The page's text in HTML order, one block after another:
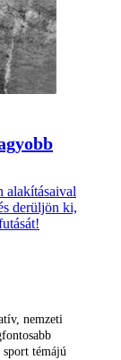
alakításaival
derüljön ki,
nemzeti
témájú